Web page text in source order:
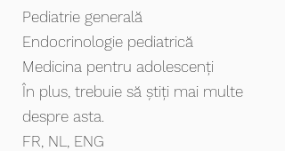
Pediatrie generală
Endocrinologie pediatrică
Medicina pentru adolescenți
În plus, trebuie să știți mai multe
despre asta.
FR, NL, ENG